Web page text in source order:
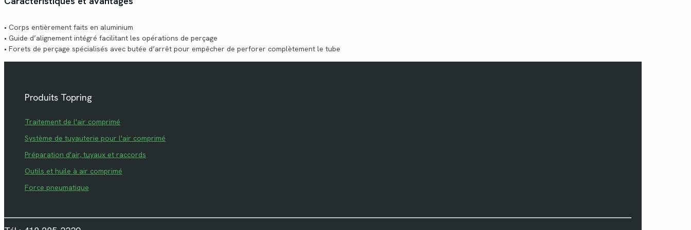
• Corps entièrement faits en aluminium
• Guide d’alignement intégré facilitant les opérations de perçage
• Forets de perçage spécialisés avec butée d’arrêt pour empêcher de perforer complètement le tube
Produits Topring
Traitement de l'air comprimé
Système de tuyauterie pour l'air comprimé
Préparation d'air, tuyaux et raccords
Outils et huile à air comprimé
Force pneumatique